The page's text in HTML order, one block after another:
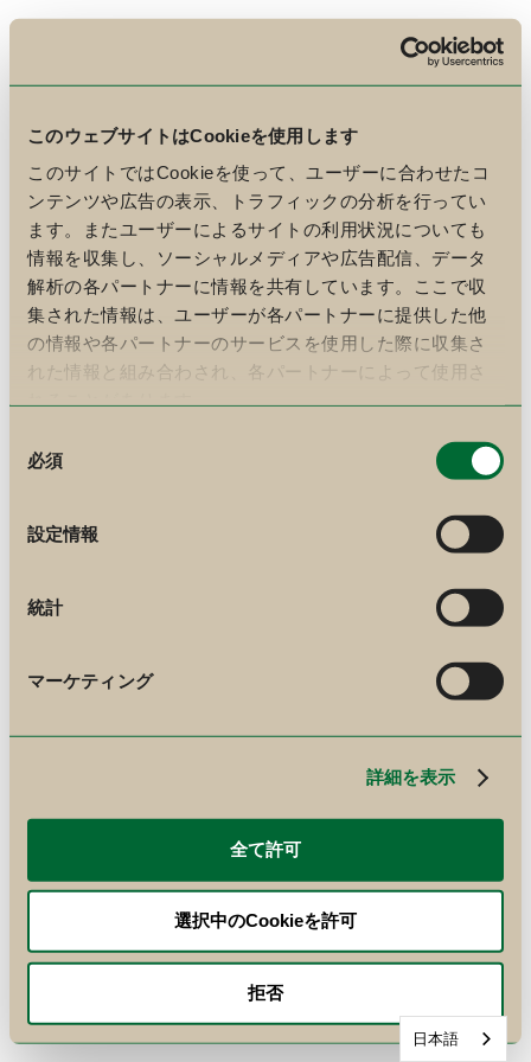
このウェブサイトはCookieを使用します
このサイトではCookieを使って、ユーザーに合わせたコ
ンテンツや広告の表示、トラフィックの分析を行ってい
ます。またユーザーによるサイトの利用状況についても
情報を収集し、ソーシャルメディアや広告配信、データ
解析の各パートナーに情報を共有しています。ここで収
集された情報は、ユーザーが各パートナーに提供した他
の情報や各パートナーのサービスを使用した際に収集さ
れた情報と組み合わされ、各パートナーによって使用さ
必須
設定情報
統計
マーケティング
詳細を表示
全て許可
選択中のCookieを許可
拒否
日本語